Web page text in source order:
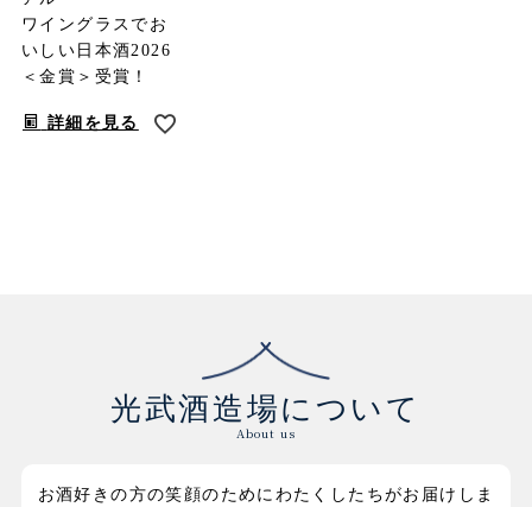
ワイングラスでお
いしい日本酒2026
＜金賞＞受賞！
詳細を見る
光武酒造場について
About us
お酒好きの方の笑顔のためにわたくしたちがお届けしま